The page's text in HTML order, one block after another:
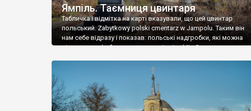
Ямпіль. Таємниця цвинтаря
Табличка і відмітка на карті вказували, що цей цвинтар
польський. Zabytkowy polski cmentarz w Jampolu. Таким він
нам себе відразу і показав: польські надгробки, які можна
віднести до фабричних, польські епітафії… Загалом цвинтар
виявилося більше семи гектарів. Перше враження про
абсолютну звичайність польського цвинтаря виявилося
оманливим – […]